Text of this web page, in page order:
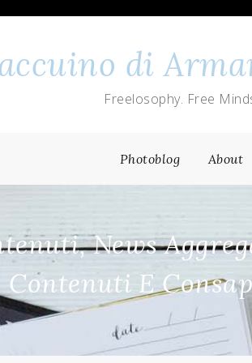
di
Freelosophy. Free
Photoblog About
News
Contenuti E